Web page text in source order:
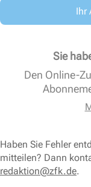
Ihr
Sie
Den Online-
Haben Sie Fehler
mitteilen? Dann
redaktion@zfk.de.